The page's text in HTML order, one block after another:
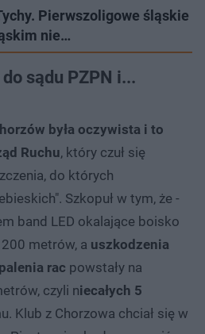
Pierwszoligowe śląskie
nie…
sądu PZPN i...
była oczywista i to
Ruchu, który czuł się
do których
Szkopuł w tym, że -
band LED okalające boisko
metrów, a uszkodzenia
rac powstały na
czyli niecałych 5
Klub z Chorzowa chciał się w